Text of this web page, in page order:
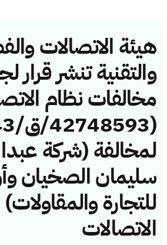
هيئة الاتصالات
والتقنية تنشر قرار
مخالفات نظام
لمخالفة (شركة
سليمان الصخيان
للتجارة
الاتصالات